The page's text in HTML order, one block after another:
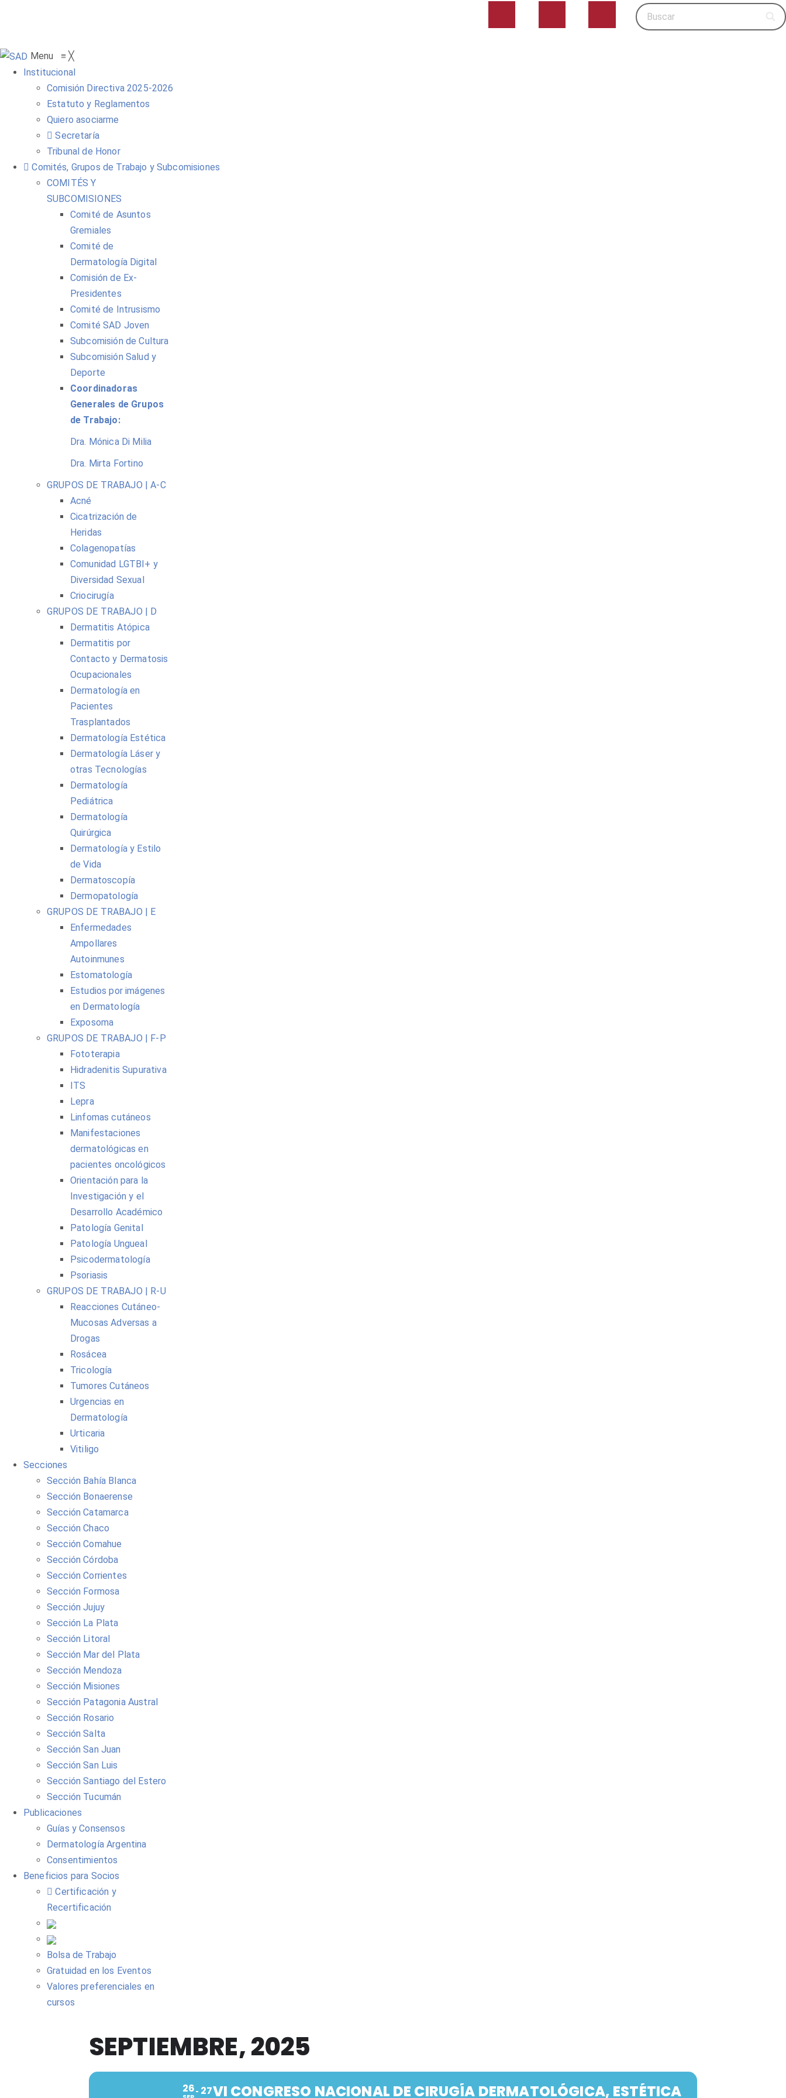
Menu ≡ ╳
Institucional
Comisión Directiva 2025-2026
Estatuto y Reglamentos
Quiero asociarme
Secretaría
Tribunal de Honor
Comités, Grupos de Trabajo y Subcomisiones
COMITÉS Y
SUBCOMISIONES
Comité de Asuntos
Gremiales
Comité de
Dermatología Digital
Comisión de Ex-
Presidentes
Comité de Intrusismo
Comité SAD Joven
Subcomisión de Cultura
Subcomisión Salud y
Deporte
Coordinadoras
Generales de Grupos
de Trabajo:
Dra. Mónica Di Milia
Dra. Mirta Fortino
GRUPOS DE TRABAJO | A-C
Acné
Cicatrización de
Heridas
Colagenopatías
Comunidad LGTBI+ y
Diversidad Sexual
Criocirugía
GRUPOS DE TRABAJO | D
Dermatitis Atópica
Dermatitis por
Contacto y Dermatosis
Ocupacionales
Dermatología en
Pacientes
Trasplantados
Dermatología Estética
Dermatología Láser y
otras Tecnologías
Dermatología
Pediátrica
Dermatología
Quirúrgica
Dermatología y Estilo
de Vida
Dermatoscopía
Dermopatología
GRUPOS DE TRABAJO | E
Enfermedades
Ampollares
Autoinmunes
Estomatología
Estudios por imágenes
en Dermatología
Exposoma
GRUPOS DE TRABAJO | F-P
Fototerapia
Hidradenitis Supurativa
ITS
Lepra
Linfomas cutáneos
Manifestaciones
dermatológicas en
pacientes oncológicos
Orientación para la
Investigación y el
Desarrollo Académico
Patología Genital
Patología Ungueal
Psicodermatología
Psoriasis
GRUPOS DE TRABAJO | R-U
Reacciones Cutáneo-
Mucosas Adversas a
Drogas
Rosácea
Tricología
Tumores Cutáneos
Urgencias en
Dermatología
Urticaria
Vitiligo
Secciones
Sección Bahía Blanca
Sección Bonaerense
Sección Catamarca
Sección Chaco
Sección Comahue
Sección Córdoba
Sección Corrientes
Sección Formosa
Sección Jujuy
Sección La Plata
Sección Litoral
Sección Mar del Plata
Sección Mendoza
Sección Misiones
Sección Patagonia Austral
Sección Rosario
Sección Salta
Sección San Juan
Sección San Luis
Sección Santiago del Estero
Sección Tucumán
Publicaciones
Guías y Consensos
Dermatología Argentina
Consentimientos
Beneficios para Socios
Certificación y
Recertificación
Bolsa de Trabajo
Gratuidad en los Eventos
Valores preferenciales en
cursos
SEPTIEMBRE, 2025
26 27VI CONGRESO NACIONAL DE CIRUGÍA DERMATOLÓGICA, ESTÉTICA